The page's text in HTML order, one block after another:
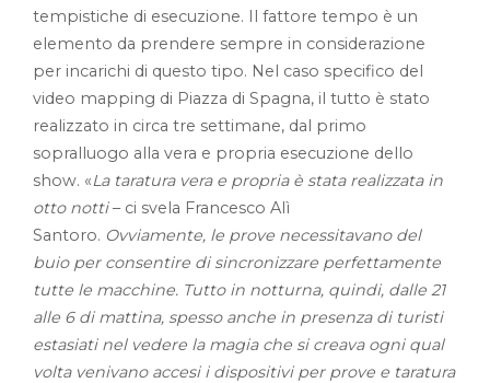
tempistiche di esecuzione. Il fattore tempo è un
elemento da prendere sempre in considerazione
per incarichi di questo tipo. Nel caso specifico del
video mapping di Piazza di Spagna, il tutto è stato
realizzato in circa tre settimane, dal primo
sopralluogo alla vera e propria esecuzione dello
show. «La taratura vera e propria è stata realizzata in
otto notti– ci svela Francesco Alì
Santoro. Ovviamente, le prove necessitavano del
buio per consentire di sincronizzare perfettamente
tutte le macchine. Tutto in notturna, quindi, dalle 21
alle 6 di mattina, spesso anche in presenza di turisti
estasiati nel vedere la magia che si creava ogni qual
volta venivano accesi i dispositivi per prove e taratura